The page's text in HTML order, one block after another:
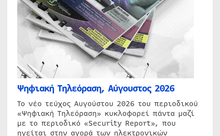
Ψηφιακή Τηλεόραση, Αύγουστος 2026
Το νέο τεύχος Αυγούστου 2026 του περιοδικού
«Ψηφιακή Τηλεόραση» κυκλοφορεί πάντα μαζί
με το περιοδικό «Security Report», που
ηγείται στην αγορά των ηλεκτρονικών